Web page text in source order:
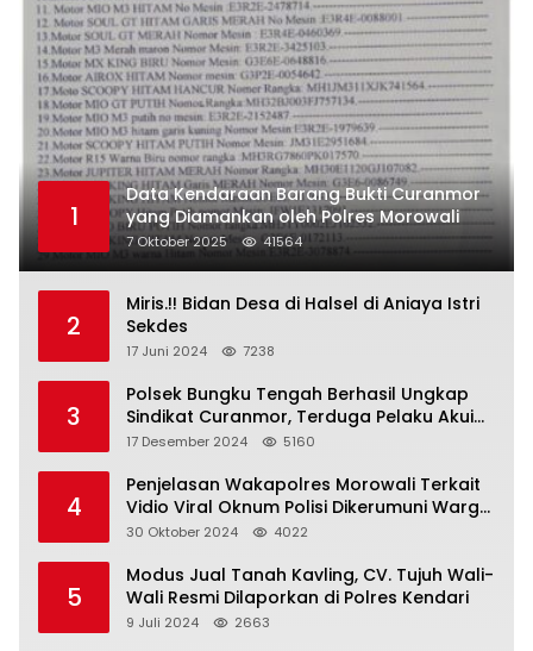
1
Data Kendaraan Barang Bukti Curanmor
yang Diamankan oleh Polres Morowali
7 Oktober 2025 41564
2
Miris.!! Bidan Desa di Halsel di Aniaya Istri
Sekdes
17 Juni 2024 7238
3
Polsek Bungku Tengah Berhasil Ungkap
Sindikat Curanmor, Terduga Pelaku Akui
Beraksi di 7 Lokasi
17 Desember 2024 5160
4
Penjelasan Wakapolres Morowali Terkait
Vidio Viral Oknum Polisi Dikerumuni Warga
Bahodopi
30 Oktober 2024 4022
5
Modus Jual Tanah Kavling, CV. Tujuh Wali-
Wali Resmi Dilaporkan di Polres Kendari
9 Juli 2024 2663